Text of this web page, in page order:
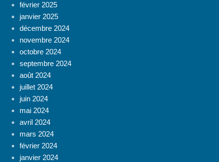
février 2025
janvier 2025
décembre 2024
novembre 2024
octobre 2024
septembre 2024
août 2024
juillet 2024
juin 2024
mai 2024
avril 2024
mars 2024
février 2024
janvier 2024